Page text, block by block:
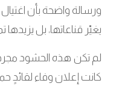
ورسالة واضحة بأن
يغيّر قناعاتها، بل
لم تكن هذه الحشود
كانت إعلان وفاء